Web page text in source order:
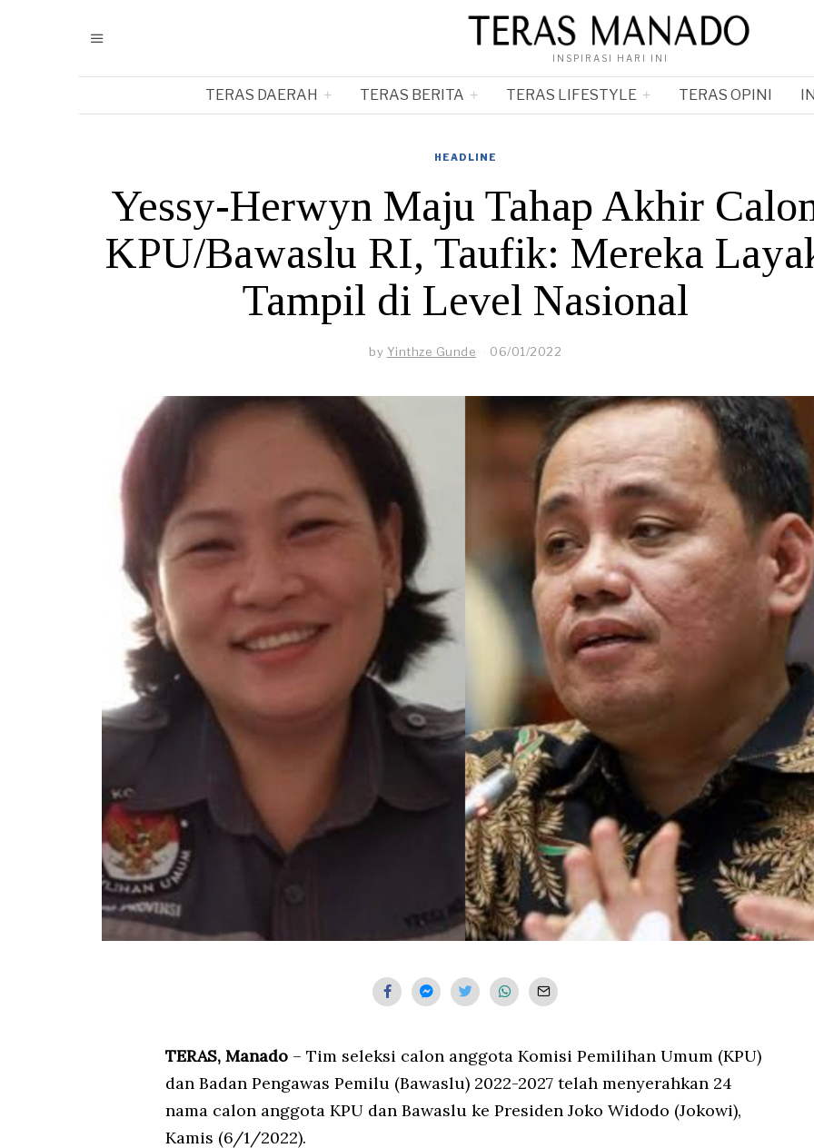
INSPIRASI HARI INI
TERAS DAERAH TERAS BERITA TERAS LIFESTYLE TERAS OPINI
HEADLINE
Yessy-Herwyn Maju Tahap Akhir
KPU/Bawaslu RI, Taufik: Mereka
Tampil di Level Nasional
by Yinthze Gunde 06/01/2022
TERAS, Manado – Tim seleksi calon anggota Komisi Pemilihan Umum (KPU)
dan Badan Pengawas Pemilu (Bawaslu) 2022-2027 telah menyerahkan 24
nama calon anggota KPU dan Bawaslu ke Presiden Joko Widodo (Jokowi),
Kamis (6/1/2022).